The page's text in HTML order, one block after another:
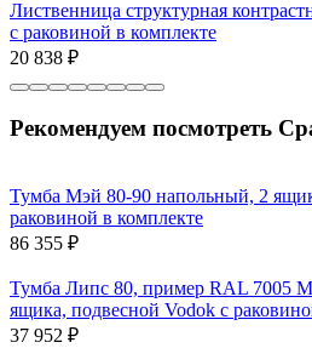
Лиственница структурная
с раковиной в комплекте
20 838 ₽
Рекомендуем посмотреть
Тумба Мэй 80-90 напольный, 2
раковиной в комплекте
86 355 ₽
Тумба Липс 80, пример RAL 7005
ящика, подвесной Vodok с
37 952 ₽